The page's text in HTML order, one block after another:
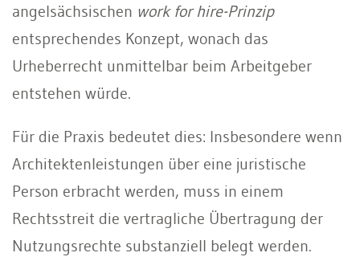
angelsächsischen work for hire-Prinzip
entsprechendes Konzept, wonach das
Urheberrecht unmittelbar beim Arbeitgeber
entstehen würde.
Für die Praxis bedeutet dies: Insbesondere wenn
Architektenleistungen über eine juristische
Person erbracht werden, muss in einem
Rechtsstreit die vertragliche Übertragung der
Nutzungsrechte substanziell belegt werden.